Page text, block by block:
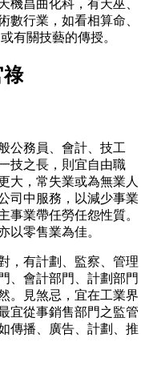
機昌曲化科，有天巫、
數行業，如看相算命、
有關技藝的傳授。
祿
公務員、會計、技工
技之長，則宜自由職
大，常失業或為無業人
司中服務，以減少事業
事業帶任勞任怨性質。
以零售業為佳。
，有計劃、監察、管理
、會計部門、計劃部門
。見煞忌，宜在工業界
宜從事銷售部門之監管
傳播、廣告、計劃、推